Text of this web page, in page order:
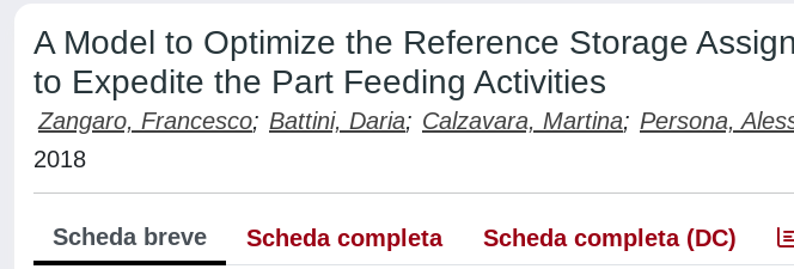
A Model to Optimize the Reference Storage
to Expedite the Part Feeding Activities
Zangaro, Francesco; Battini, Daria; Calzavara, Martina; Persona,
2018
Scheda breve Scheda completa Scheda completa (DC)